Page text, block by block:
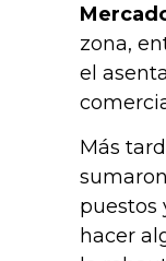
zona,
el
Más
puestos
hacer